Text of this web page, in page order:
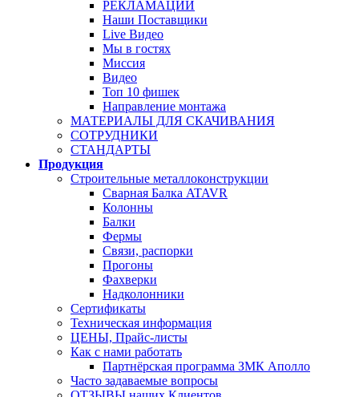
РЕКЛАМАЦИИ
Наши Поставщики
Live Видео
Мы в гостях
Миссия
Видео
Топ 10 фишек
Направление монтажа
МАТЕРИАЛЫ ДЛЯ СКАЧИВАНИЯ
СОТРУДНИКИ
СТАНДАРТЫ
Продукция
Строительные металлоконструкции
Сварная Балка ATAVR
Колонны
Балки
Фермы
Связи, распорки
Прогоны
Фахверки
Надколонники
Сертификаты
Техническая информация
ЦЕНЫ, Прайс-листы
Как с нами работать
Партнёрская программа ЗМК Аполло
Часто задаваемые вопросы